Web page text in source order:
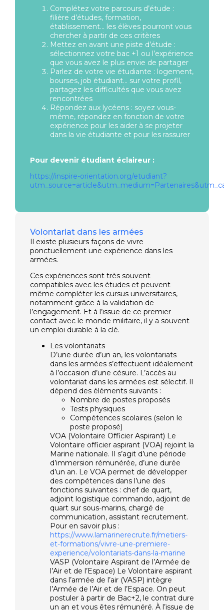
Complétez votre parcours d’étude :
filière d’études, formation,
établissement… les élèves pourront vous
chercher à partir de ces critères
Mettez en avant une piste d’étude :
sélectionnez votre bac +1 ou l’expérience
que vous avez le plus envie de partager
Parlez de votre vie étudiante : logement,
bourses, job étudiant… sur votre profil,
partagez les difficultés que vous avez
rencontrées
Répondez aux lycéens : soyez vous-
même, répondez en fonction de votre
expérience pour les aider à se projeter
dans la vie étudiante et pour les rassurer
Pour devenir étudiant éclaireur :
https://inspire-orientation.org/etudiant?
Volontariat dans les armées
Il existe plusieurs façons de vivre
ponctuellement une expérience dans les
armées.
Ces expériences sont très souvent
compatibles avec les études et peuvent
même compléter les cursus universitaires,
notamment grâce à la validation de
l’engagement. Et à l’issue de ce premier
contact avec le monde militaire, il y a souvent
un emploi durable à la clé.
Les volontariats
D’une durée d’un an, les volontariats
dans les armées s’effectuent idéalement
à l’occasion d’une césure. L’accès au
volontariat dans les armées est sélectif. Il
dépend des éléments suivants :
Nombre de postes proposés
Tests physiques
Compétences scolaires (selon le
poste proposé)
VOA (Volontaire Officier Aspirant) Le
Volontaire officier aspirant (VOA) rejoint la
Marine nationale. Il s’agit d’une période
d’immersion rémunérée, d’une durée
d’un an. Le VOA permet de développer
des compétences dans l’une des
fonctions suivantes : chef de quart,
adjoint logistique commando, adjoint de
quart sur sous-marins, chargé de
communication, assistant recrutement.
Pour en savoir plus :
https://www.lamarinerecrute.fr/metiers-
et-formations/vivre-une-premiere-
experience/volontariats-dans-la-marine
VASP (Volontaire Aspirant de l’Armée de
l’Air et de l’Espace) Le Volontaire aspirant
dans l’armée de l’air (VASP) intègre
l’Armée de l’Air et de l’Espace. On peut
postuler à partir de Bac+2, le contrat dure
un an et vous êtes rémunéré. À l’issue de